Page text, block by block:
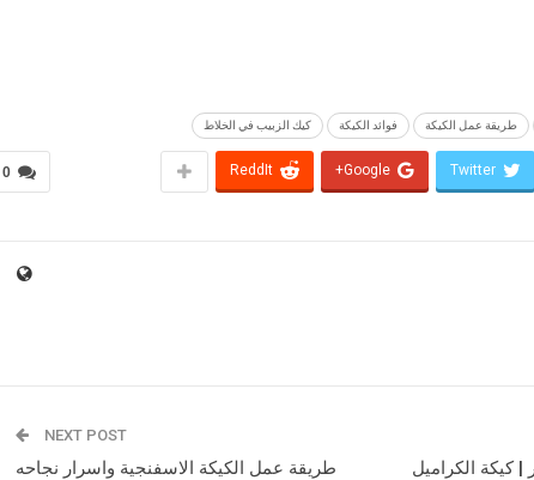
طريقة عمل الكيكة فوائد الكيكة كيك الزبيب في الخلاط
0 Twitter
Google+
ReddIt
كيكة الكراميل
NEXT POST
طريقة عمل الكيكة الاسفنجية واسرار نجاحه